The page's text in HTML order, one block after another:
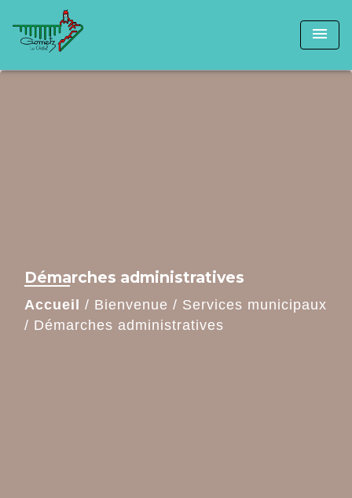
menu
Démarches administratives
Accueil / Bienvenue / Services municipaux
/ Démarches administratives